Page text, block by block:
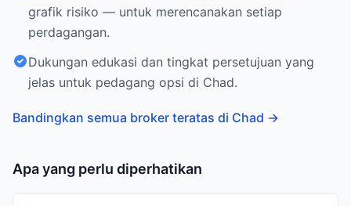
grafik risiko — untuk merencanakan setiap
perdagangan.
Dukungan edukasi dan tingkat persetujuan yang
jelas untuk pedagang opsi di Chad.
Bandingkan semua broker teratas di Chad →
Apa yang perlu diperhatikan